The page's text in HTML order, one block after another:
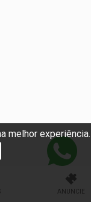
melhor experiência.
ANUNCIE